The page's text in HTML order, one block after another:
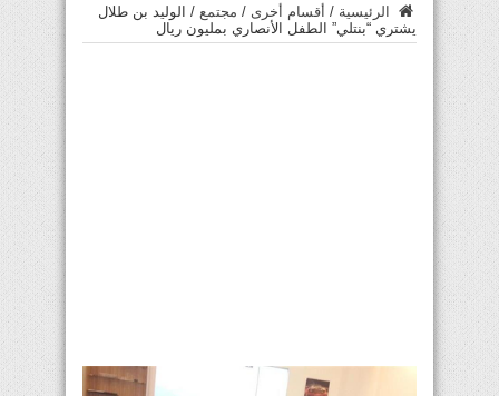
الرئيسية / أقسام أخرى / مجتمع / الوليد بن طلال
يشتري “بنتلي” الطفل الأنصاري بمليون ريال